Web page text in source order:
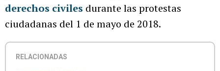
derechos civiles durante las protestas
ciudadanas del 1 de mayo de 2018.
RELACIONADAS